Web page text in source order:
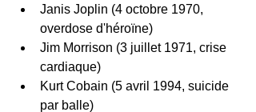
Janis Joplin (4 octobre 1970,
overdose d'héroïne)
Jim Morrison (3 juillet 1971, crise
cardiaque)
Kurt Cobain (5 avril 1994, suicide
par balle)